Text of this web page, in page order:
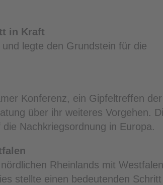
in Kraft
legte den Grundstein für die
Konferenz, ein Gipfeltreffen
über ihr weiteres Vorgehen.
Nachkriegsordnung in Europa.
Rheinlands mit
stellte einen bedeutenden Schritt